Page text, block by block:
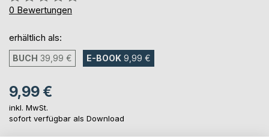
0%
0 Bewertungen
erhältlich als:
BUCH 39,99 € E-BOOK 9,99 €
9,99 €
inkl. MwSt.
sofort verfügbar als Download